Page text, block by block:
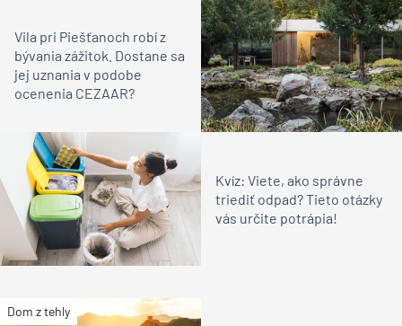
Vila pri Piešťanoch robí z
bývania zážitok. Dostane sa
jej uznania v podobe
ocenenia CEZAAR?
Kvíz: Viete, ako správne
triediť odpad? Tieto otázky
vás určite potrápia!
Dom z tehly